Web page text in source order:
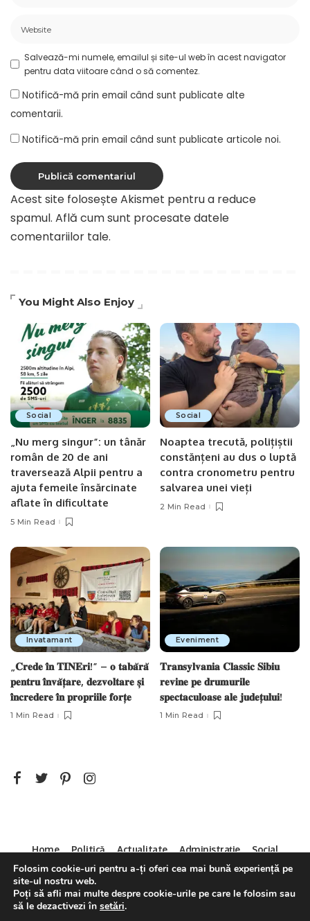
Salvează-mi numele, emailul și site-ul web în acest navigator
pentru data viitoare când o să comentez.
Notifică-mă prin email când sunt publicate alte
comentarii.
Notifică-mă prin email când sunt publicate articole noi.
Acest site folosește Akismet pentru a reduce
spamul. Află cum sunt procesate datele
comentariilor tale.
You Might Also Enjoy
Social
„Nu merg singur”: un tânăr
român de 20 de ani
traversează Alpii pentru a
ajuta femeile însărcinate
aflate în dificultate
5 Min Read
Social
Noaptea trecută, polițiștii
constănțeni au dus o luptă
contra cronometru pentru
salvarea unei vieți
2 Min Read
Invatamant
„𝐂𝐫𝐞𝐝𝐞 𝐢̂𝐧 𝐓𝐈𝐍𝐄𝐫𝐢!” – 𝐨 𝐭𝐚𝐛𝐚̆𝐫𝐚̆
𝐩𝐞𝐧𝐭𝐫𝐮 𝐢̂𝐧𝐯𝐚̆𝐭̦𝐚𝐫𝐞, 𝐝𝐞𝐳𝐯𝐨𝐥𝐭𝐚𝐫𝐞 𝐬̦𝐢
𝐢̂𝐧𝐜𝐫𝐞𝐝𝐞𝐫𝐞 𝐢̂𝐧 𝐩𝐫𝐨𝐩𝐫𝐢𝐢𝐥𝐞 𝐟𝐨𝐫𝐭̦𝐞
1 Min Read
Eveniment
𝐓𝐫𝐚𝐧𝐬𝐲𝐥𝐯𝐚𝐧𝐢𝐚 𝐂𝐥𝐚𝐬𝐬𝐢𝐜 𝐒𝐢𝐛𝐢𝐮
𝐫𝐞𝐯𝐢𝐧𝐞 𝐩𝐞 𝐝𝐫𝐮𝐦𝐮𝐫𝐢𝐥𝐞
𝐬𝐩𝐞𝐜𝐭𝐚𝐜𝐮𝐥𝐨𝐚𝐬𝐞 𝐚𝐥𝐞 𝐣𝐮𝐝𝐞𝐭̦𝐮𝐥𝐮𝐢!
1 Min Read
Home Politică Actualitate Administrație
Social
Sport
Mica Publicitate Servicii
Contact
Folosim cookie-uri pentru a-ți oferi cea mai bună experiență pe
site-ul nostru web.
Poți să afli mai multe despre cookie-urile pe care le folosim sau
să le dezactivezi în setări.